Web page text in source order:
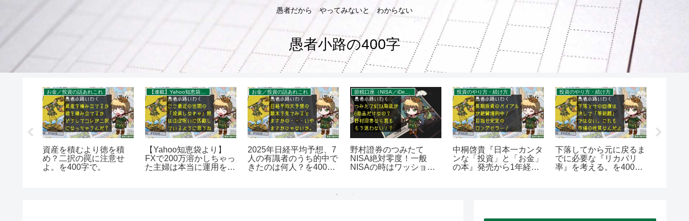
愚者だから やってみないと わからない
愚者小路の400字
お金／投資の話あれこれ
資産を積むより徳を積
め？二択の罠に注意せ
よ。を400字で。
【連載】Yahoo知恵袋：秀逸質問＆回答録
【Yahoo知恵袋より】
FXで200万溶かしちゃっ
た主婦は本当に運用を続
お金／投資の話あれこれ
2025年日経平均予想、7
人の有識者のうち的中で
きたのは何人？を400字
節税口座（NISA／iDeCo／企業型DC）
野村證券のつみたて
NISA絶対零度！一般
NISAの時はワッショイ
投資のやり方・続け方
中桐啓貴『日本一カンタ
ンな「投資」と「お金」
の本』発売から1年経っ
投資のやり方・続け方
下落してから元に戻るま
でに必要な『リカバリ
率』を考える。を400字